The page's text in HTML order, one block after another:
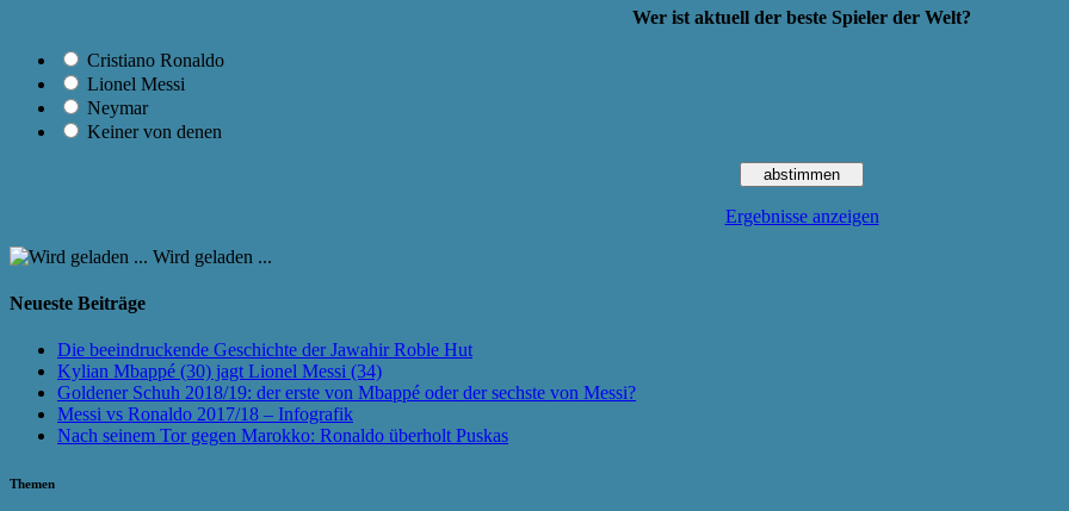
Wer ist aktuell der beste Spieler der Welt?
Cristiano Ronaldo
Lionel Messi
Neymar
Keiner von denen
Ergebnisse anzeigen
Wird geladen ...
Neueste Beiträge
Die beeindruckende Geschichte der Jawahir Roble Hut
Kylian Mbappé (30) jagt Lionel Messi (34)
Goldener Schuh 2018/19: der erste von Mbappé oder der sechste von Messi?
Messi vs Ronaldo 2017/18 – Infografik
Nach seinem Tor gegen Marokko: Ronaldo überholt Puskas
Themen